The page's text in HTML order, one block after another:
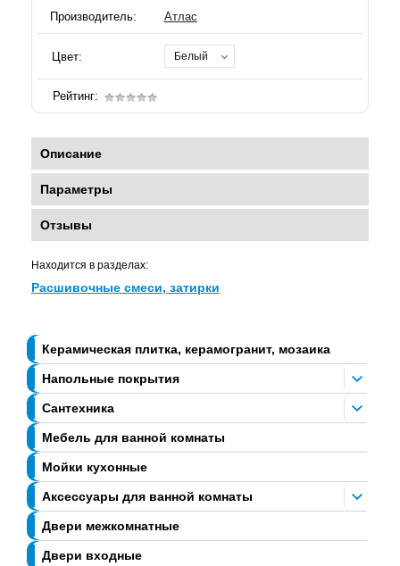
Керамическая плитка, керамогранит, мозаика
Напольные покрытия
Сантехника
Мебель для ванной комнаты
Мойки кухонные
Аксессуары для ванной комнаты
Двери межкомнатные
Двери входные
Производитель: Атлас
Цвет: Белый
Рейтинг:
Описание
Параметры
Отзывы
Находится в разделах:
Расшивочные смеси, затирки